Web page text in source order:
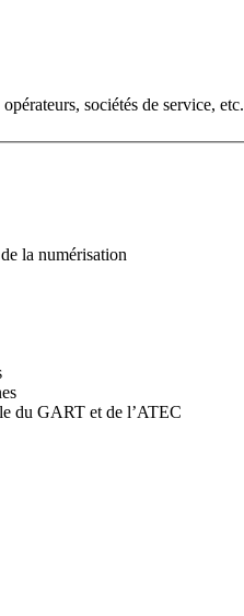
sociétés de service, etc.
la numérisation
du GART et de l’ATEC